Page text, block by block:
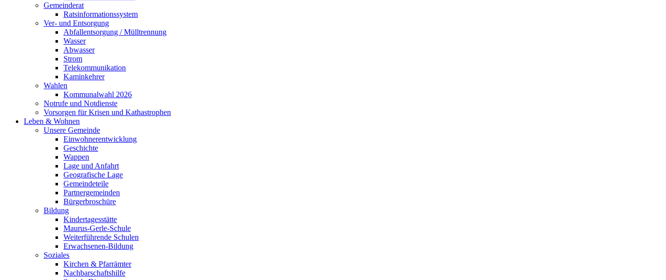
Gemeinderat
Ratsinformationssystem
Ver- und Entsorgung
Abfallentsorgung / Mülltrennung
Wasser
Abwasser
Strom
Telekommunikation
Kaminkehrer
Wahlen
Kommunalwahl 2026
Notrufe und Notdienste
Vorsorgen für Krisen und Kathastrophen
Leben & Wohnen
Unsere Gemeinde
Einwohnerentwicklung
Geschichte
Wappen
Lage und Anfahrt
Geografische Lage
Gemeindeteile
Partnergemeinden
Bürgerbroschüre
Bildung
Kindertagesstätte
Maurus-Gerle-Schule
Weiterführende Schulen
Erwachsenen-Bildung
Soziales
Kirchen & Pfarrämter
Nachbarschaftshilfe